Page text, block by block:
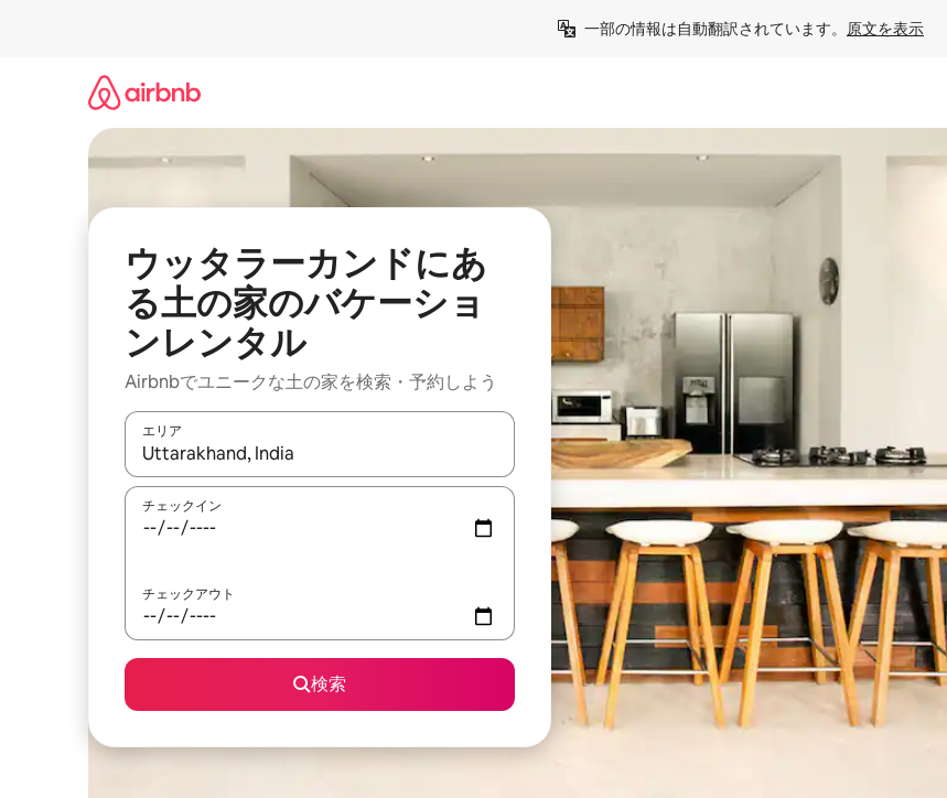
一部の情報は自動翻訳されています。 原文を表示
ウッタラーカンドにあ
る土の家のバケーショ
ンレンタル
Airbnbでユニークな土の家を検索・予約しよう
エリア
検索結果が表示されたら、上下の矢印キーを使って移動するか、画面をタッチまたはスワイプして検索結果を確認す
チェックイン
チェックアウト
検索